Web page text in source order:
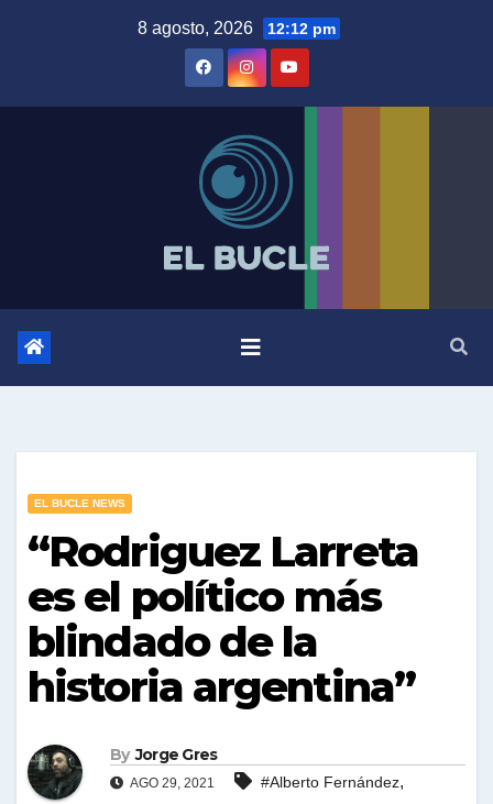
8 agosto, 2026 12:12 pm
EL BUCLE NEWS
“Rodriguez Larreta
es el político más
blindado de la
historia argentina”
By Jorge Gres
AGO 29, 2021 #Alberto Fernández,